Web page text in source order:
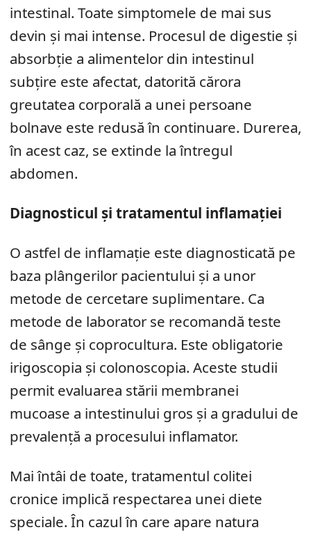
intestinal. Toate simptomele de mai sus
devin și mai intense. Procesul de digestie și
absorbție a alimentelor din intestinul
subțire este afectat, datorită cărora
greutatea corporală a unei persoane
bolnave este redusă în continuare. Durerea,
în acest caz, se extinde la întregul
abdomen.
Diagnosticul și tratamentul inflamației
O astfel de inflamație este diagnosticată pe
baza plângerilor pacientului și a unor
metode de cercetare suplimentare. Ca
metode de laborator se recomandă teste
de sânge și coprocultura. Este obligatorie
irigoscopia și colonoscopia. Aceste studii
permit evaluarea stării membranei
mucoase a intestinului gros și a gradului de
prevalență a procesului inflamator.
Mai întâi de toate, tratamentul colitei
cronice implică respectarea unei diete
speciale. În cazul în care apare natura